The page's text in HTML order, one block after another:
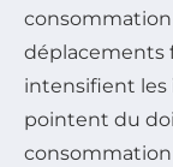
consommation
déplacements
intensifient les
pointent du